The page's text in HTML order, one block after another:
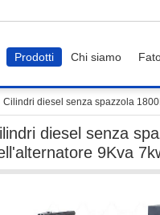
Prodotti Chi siamo
Cilindri diesel senza spazzola
diesel senza
9Kva